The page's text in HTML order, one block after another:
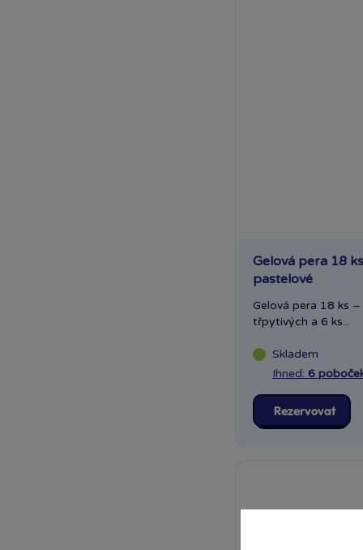
Gelová pera 18
pastelové
Gelová pera 18 ks
třpytivých a 6 ks...
Skladem
Ihned: 6
Rezervovat